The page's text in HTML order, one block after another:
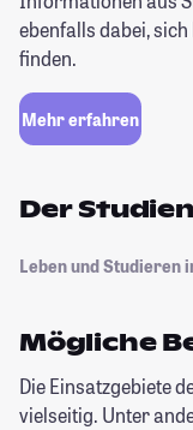
ebenfalls dabei,
finden.
Mehr erfahren
Der
Leben und Studieren
Mögliche
Die Einsatzgebiete
vielseitig. Unter